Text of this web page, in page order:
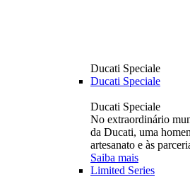
Ducati Speciale
Ducati Speciale
Ducati Speciale
No extraordinário
da Ducati, uma
artesanato e às
Saiba mais
Limited Series